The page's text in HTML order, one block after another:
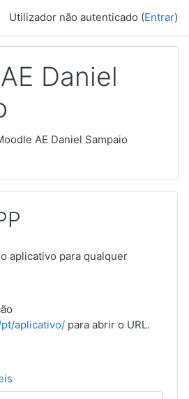
Utilizador não autenticado (Entrar)
Daniel
AE Daniel Sampaio
aplicativo para qualquer
aplicativo/ para abrir o URL.